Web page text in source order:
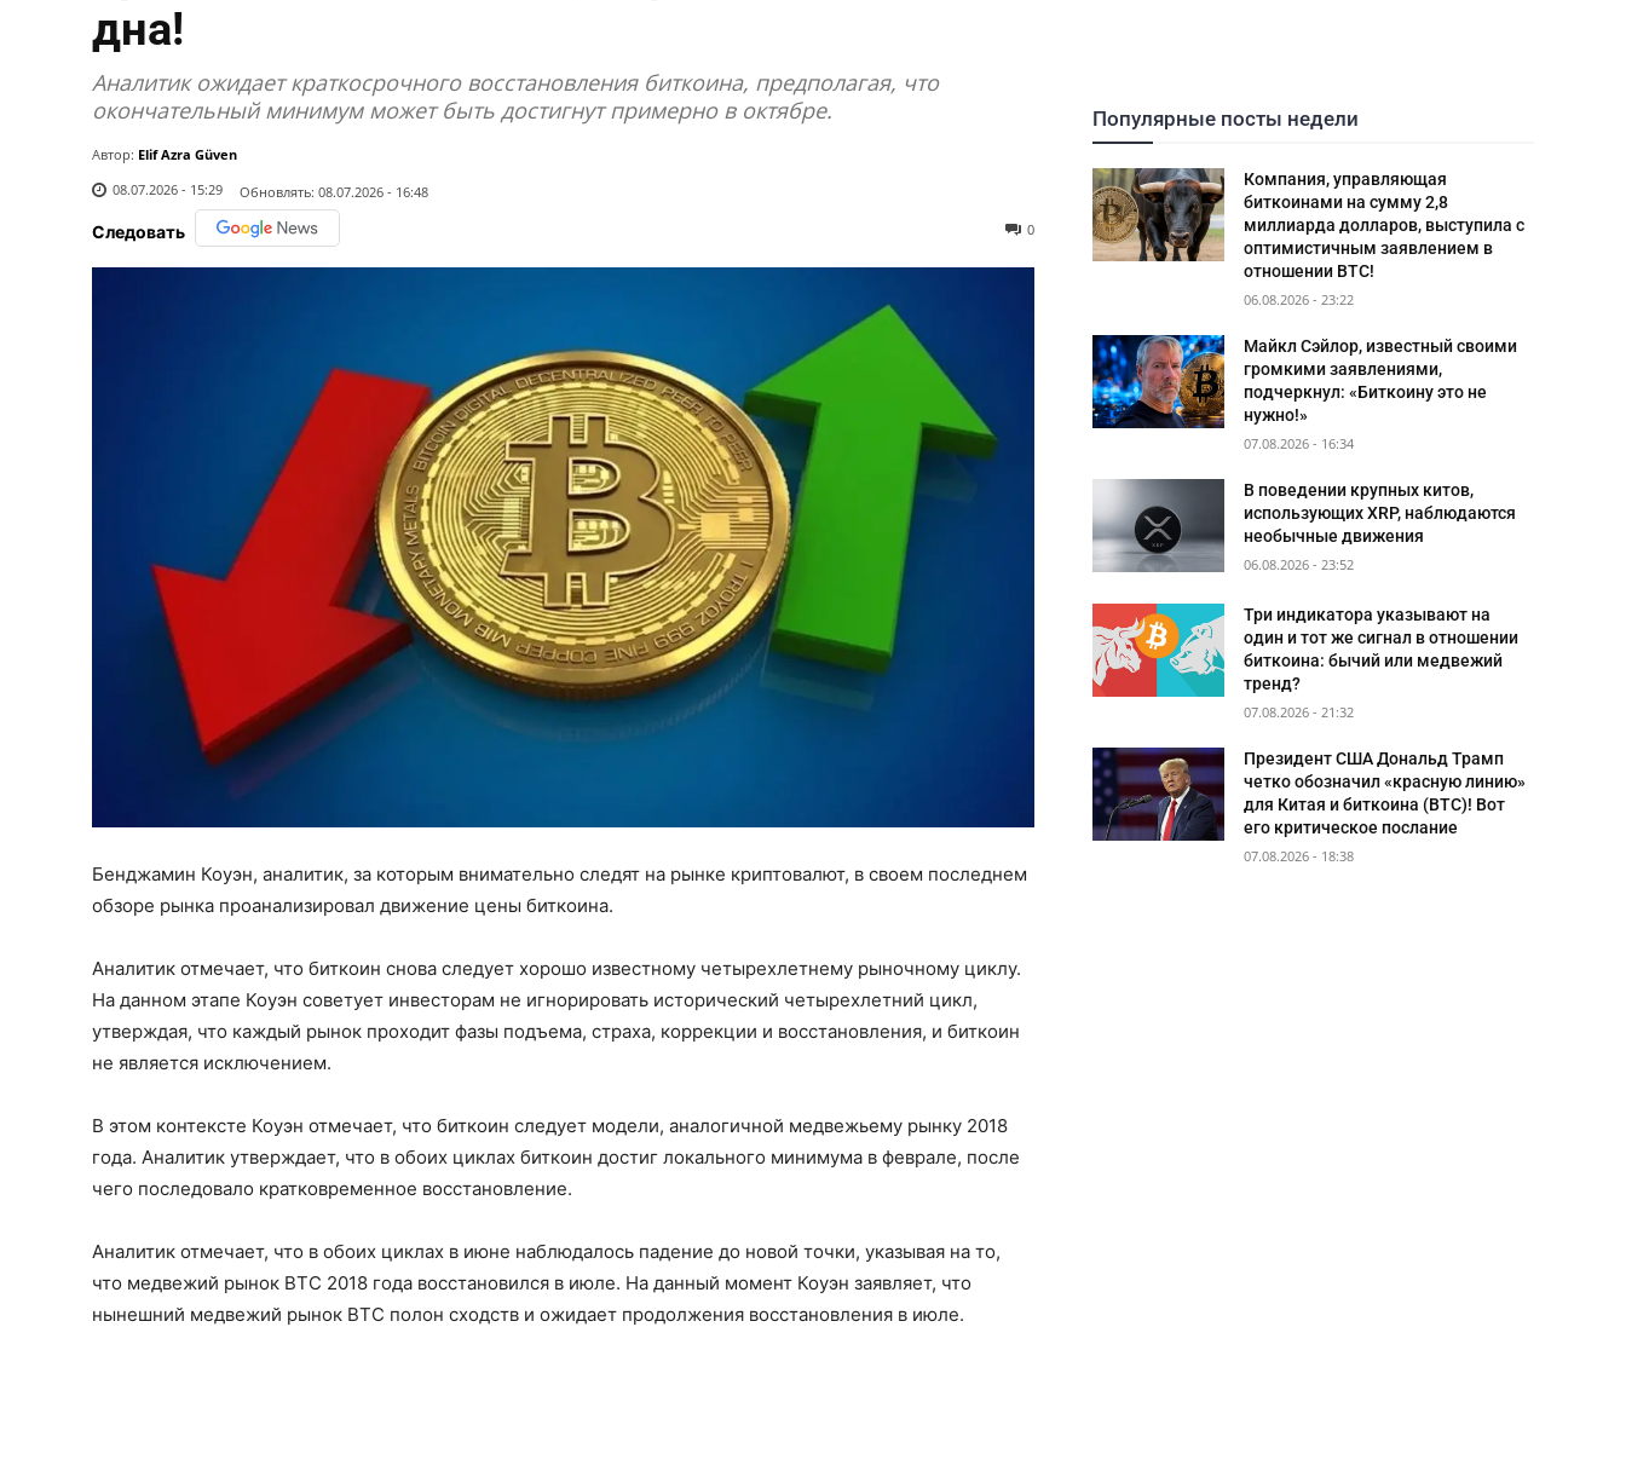
дна!
Аналитик ожидает краткосрочного восстановления биткоина, предполагая, что
окончательный минимум может быть достигнут примерно в октябре.
Автор: Elif Azra Güven
08.07.2026 - 15:29
Обновлять: 08.07.2026 - 16:48
Следовать 0
Бенджамин Коуэн, аналитик, за которым внимательно следят на рынке криптовалют, в своем последнем
обзоре рынка проанализировал движение цены биткоина.
Аналитик отмечает, что биткоин снова следует хорошо известному четырехлетнему рыночному циклу.
На данном этапе Коуэн советует инвесторам не игнорировать исторический четырехлетний цикл,
утверждая, что каждый рынок проходит фазы подъема, страха, коррекции и восстановления, и биткоин
не является исключением.
В этом контексте Коуэн отмечает, что биткоин следует модели, аналогичной медвежьему рынку 2018
года. Аналитик утверждает, что в обоих циклах биткоин достиг локального минимума в феврале, после
чего последовало кратковременное восстановление.
Аналитик отмечает, что в обоих циклах в июне наблюдалось падение до новой точки, указывая на то,
что медвежий рынок BTC 2018 года восстановился в июле. На данный момент Коуэн заявляет, что
нынешний медвежий рынок BTC полон сходств и ожидает продолжения восстановления в июле.
Популярные посты недели
Компания, управляющая
биткоинами на сумму 2,8
миллиарда долларов, выступила с
оптимистичным заявлением в
отношении BTC!
06.08.2026 - 23:22
Майкл Сэйлор, известный своими
громкими заявлениями,
подчеркнул: «Биткоину это не
нужно!»
07.08.2026 - 16:34
В поведении крупных китов,
использующих XRP, наблюдаются
необычные движения
06.08.2026 - 23:52
Три индикатора указывают на
один и тот же сигнал в отношении
биткоина: бычий или медвежий
тренд?
07.08.2026 - 21:32
Президент США Дональд Трамп
четко обозначил «красную линию»
для Китая и биткоина (BTC)! Вот
его критическое послание
07.08.2026 - 18:38